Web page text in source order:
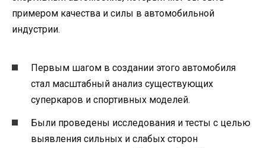
примером качества и силы в автомобильной
индустрии.
Первым шагом в создании этого автомобиля
стал масштабный анализ существующих
суперкаров и спортивных моделей.
Были проведены исследования и тесты с целью
выявления сильных и слабых сторон